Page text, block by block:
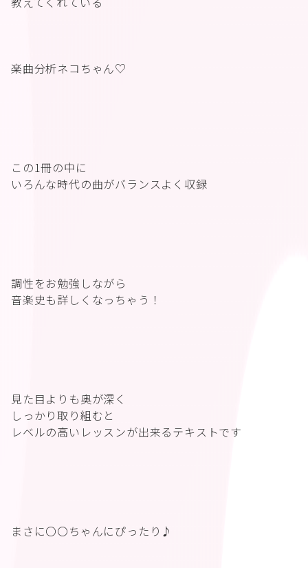
楽曲分析ネコちゃん♡
この1冊の中に
いろんな時代の曲がバランスよく収録
調性をお勉強しながら
音楽史も詳しくなっちゃう！
見た目よりも奥が深く
しっかり取り組むと
レベルの高いレッスンが出来るテキストです
まさに〇〇ちゃんにぴったり♪